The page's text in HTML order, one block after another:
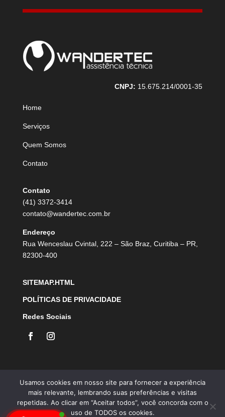
CNPJ: 15.675.214/0001-35
Home
Serviços
Quem Somos
Contato
Contato
(41) 3372-3414
contato@wandertec.com.br
Endereço
Rua Wenceslau Cvintal, 222 – São Braz, Curitiba – PR,
82300-400
SITEMAP.HTML
POLÍTICAS DE PRIVACIDADE
Redes Sociais
Desenvolvido por Agência Microsenior | Websites e Posicionamento
Usamos cookies em nosso site para fornecer a experiência
mais relevante, lembrando suas preferências e visitas
repetidas. Ao clicar em “Aceitar todos”, você concorda com o
uso de TODOS os cookies.